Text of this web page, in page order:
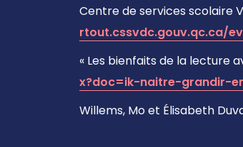
Centre de services scolaire
rtout.cssvdc.gouv.qc.ca/
« Les bienfaits de la lecture
x?doc=ik-naitre-grandir-
Willems, Mo et Élisabeth